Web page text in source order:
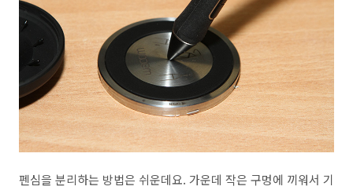
펜심을 분리하는 방법은 쉬운데요. 가운데 작은 구멍에 끼워서 기